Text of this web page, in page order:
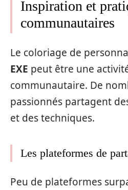
Inspiration et
communautaires
Le coloriage de
EXE peut être une
communautaire. De
passionnés partagent
et des techniques.
Les plateformes de
Peu de plateformes